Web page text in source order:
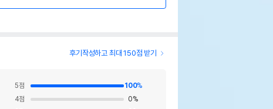
후기작성하고 최대 150점 받기
5점 100%
4점 0%